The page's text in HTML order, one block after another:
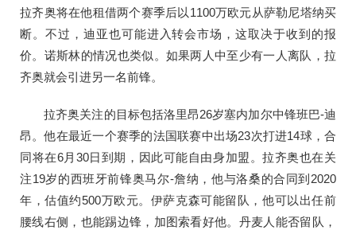
拉齐奥将在他租借两个赛季后以1100万欧元从萨勒尼塔纳买
断。不过，迪亚也可能进入转会市场，这取决于收到的报
价。诺斯林的情况也类似。如果两人中至少有一人离队，拉
齐奥就会引进另一名前锋。
拉齐奥关注的目标包括洛里昂26岁塞内加尔中锋班巴-迪
昂。他在最近一个赛季的法国联赛中出场23次打进14球，合
同将在6月30日到期，因此可能自由身加盟。拉齐奥也在关
注19岁的西班牙前锋奥马尔-詹纳，他与洛桑的合同到2020
年，估值约500万欧元。伊萨克森可能留队，他可以出任前
腰线右侧，也能踢边锋，加图索看好他。丹麦人能否留队，